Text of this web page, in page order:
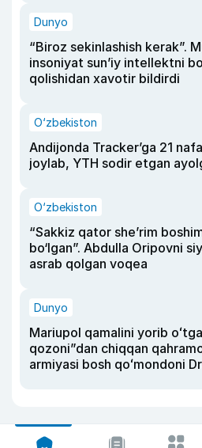
Dunyo
“Biroz sekinlashish kerak”.
insoniyat sun’iy intellektni
qolishidan xavotir bildirdi
O‘zbekiston
Andijonda Tracker’ga 21
joylab, YTH sodir etgan
O‘zbekiston
“Sakkiz qator she’rim
bo‘lgan”. Abdulla Oripovni
asrab qolgan voqea
Dunyo
Mariupol qamalini yorib
qozoni”dan chiqqan
armiyasi bosh qoʻmondoni